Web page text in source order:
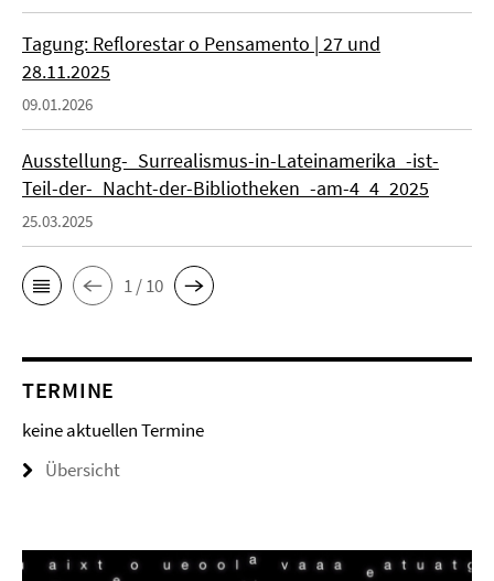
Tagung: Reflorestar o Pensamento | 27 und
28.11.2025
09.01.2026
Ausstellung-_Surrealismus-in-Lateinamerika_-ist-
Teil-der-_Nacht-der-Bibliotheken_-am-4_4_2025
25.03.2025
1 / 10
TERMINE
keine aktuellen Termine
Übersicht